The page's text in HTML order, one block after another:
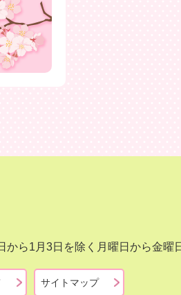
ら1月3日を除く月曜日から金曜
サイトマップ